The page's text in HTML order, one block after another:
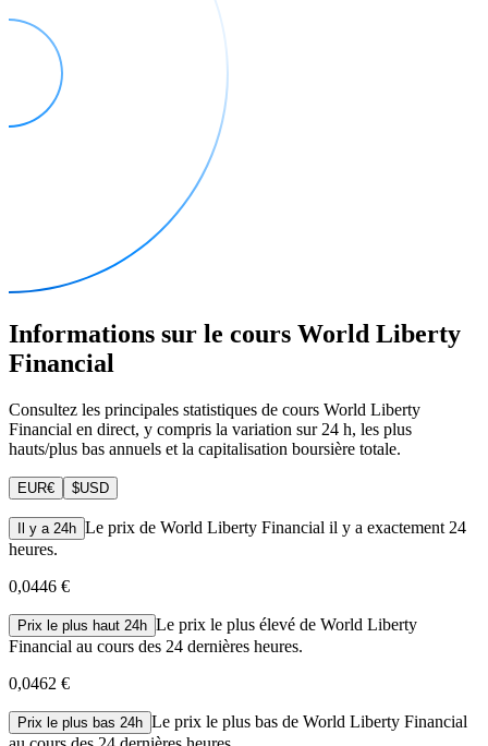
Informations sur le cours World Liberty
Financial
Consultez les principales statistiques de cours World Liberty
Financial en direct, y compris la variation sur 24 h, les plus
hauts/plus bas annuels et la capitalisation boursière totale.
EUR€ $USD
Il y a 24h Le prix de World Liberty Financial il y a exactement 24
heures.
0,0446 €
Prix le plus haut 24h Le prix le plus élevé de World Liberty
Financial au cours des 24 dernières heures.
0,0462 €
Prix le plus bas 24h Le prix le plus bas de World Liberty Financial